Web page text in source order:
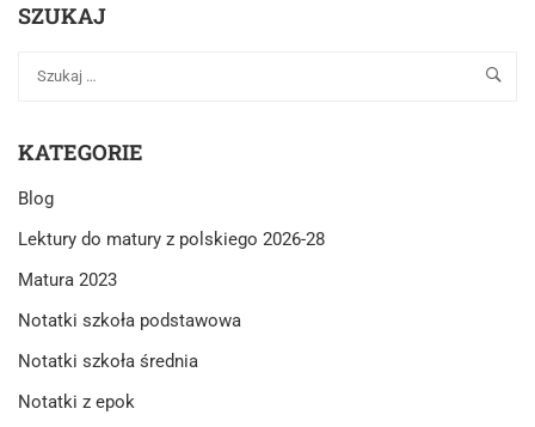
ŁAGODNA
SZUKAJ
KATEGORIE
Blog
Lektury do matury z polskiego 2026-28
Matura 2023
Notatki szkoła podstawowa
Notatki szkoła średnia
Notatki z epok